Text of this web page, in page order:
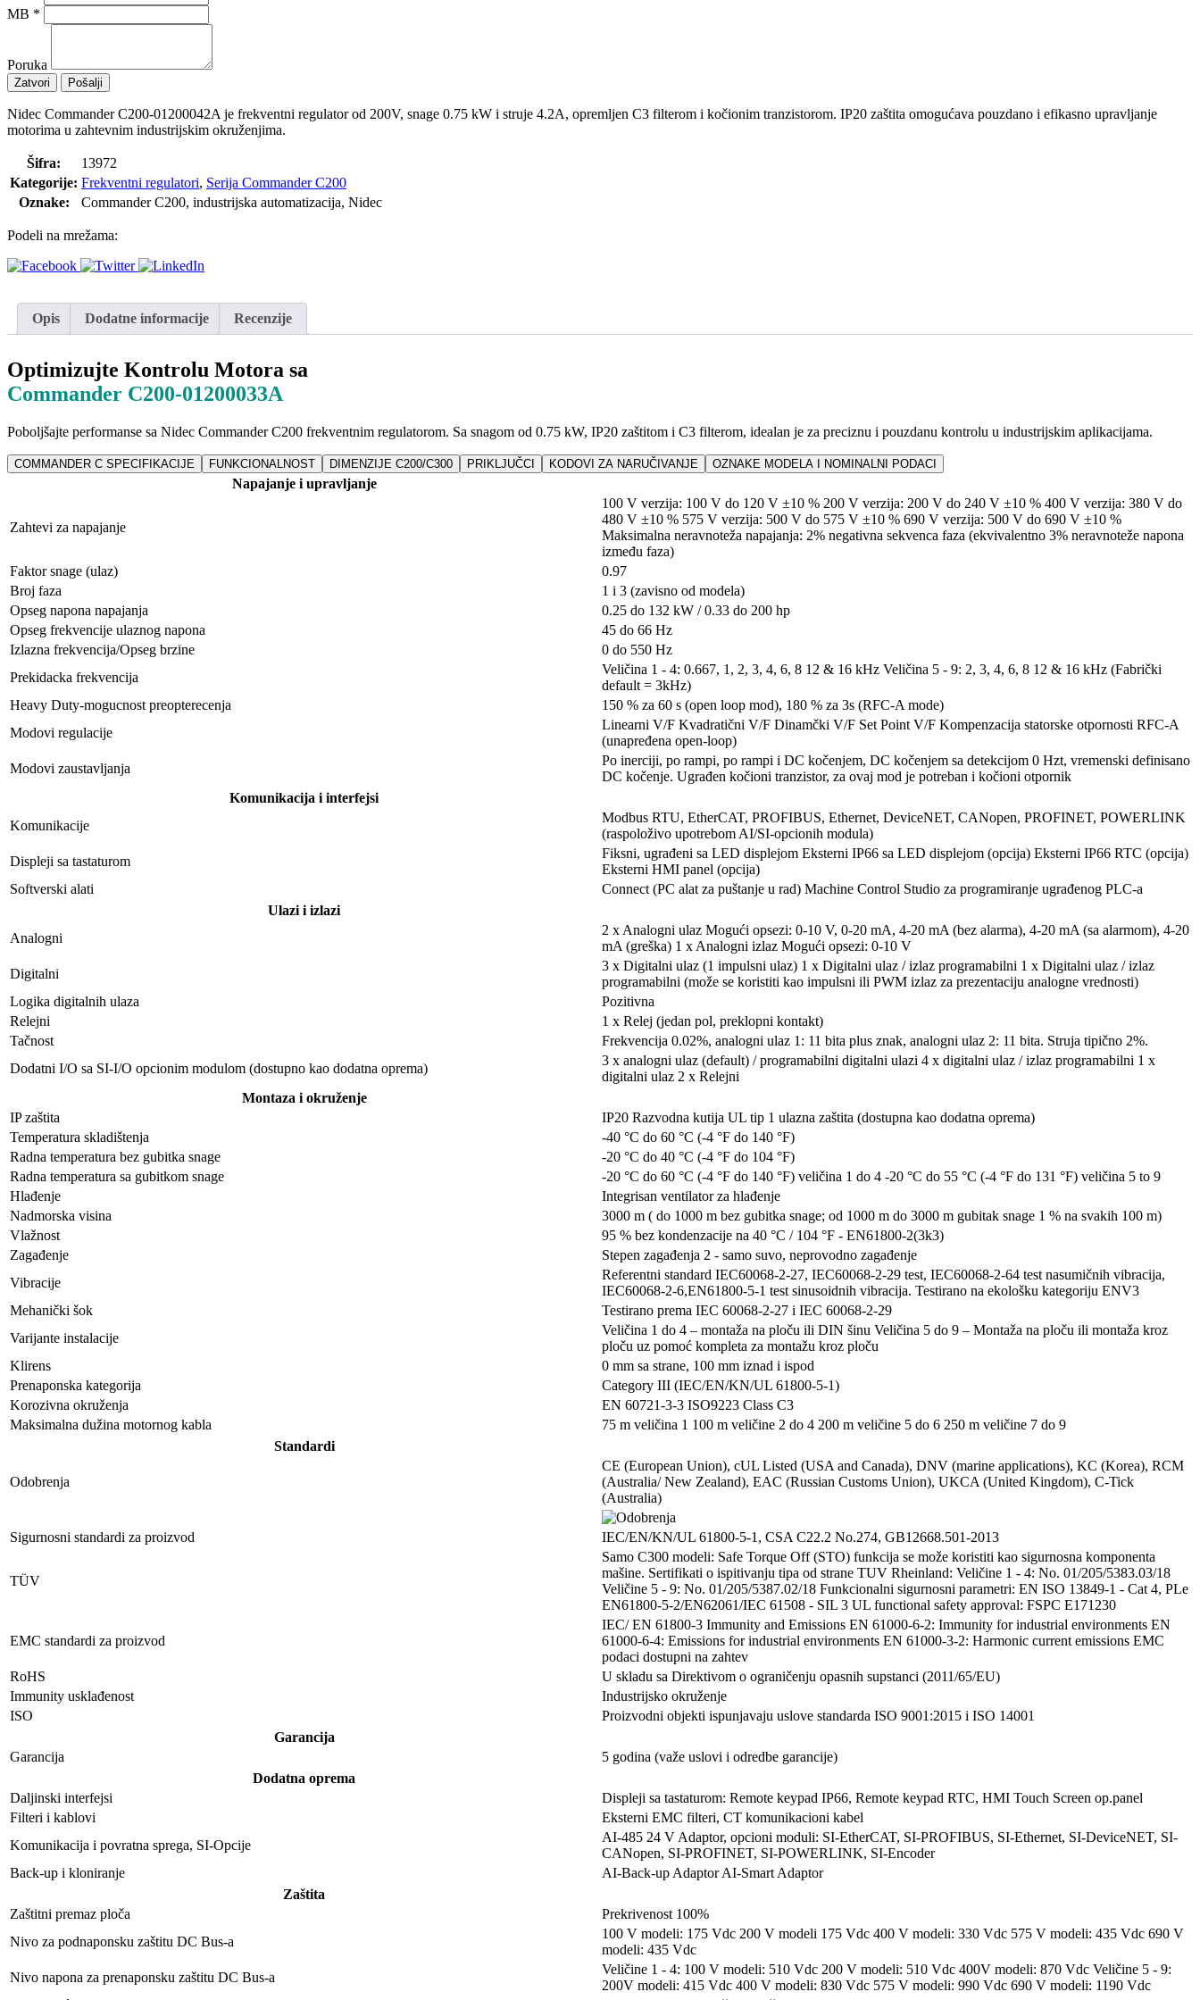
MB *
Poruka
Zatvori Pošalji
Nidec Commander C200-01200042A je frekventni regulator od 200V, snage 0.75 kW i struje 4.2A, opremljen C3 filterom i kočionim tranzistorom. IP20 zaštita omogućava pouzdano i efikasno upravljanje
motorima u zahtevnim industrijskim okruženjima.
Šifra:
13972
Kategorije: Frekventni regulatori, Serija Commander C200
Oznake:
Commander C200, industrijska automatizacija, Nidec
Podeli na mrežama:
Opis Dodatne informacije Recenzije
Optimizujte Kontrolu Motora sa
Commander C200-01200033A
Poboljšajte performanse sa Nidec Commander C200 frekventnim regulatorom. Sa snagom od 0.75 kW, IP20 zaštitom i C3 filterom, idealan je za preciznu i pouzdanu kontrolu u industrijskim aplikacijama.
COMMANDER C SPECIFIKACIJE FUNKCIONALNOST DIMENZIJE C200/C300 PRIKLJUČCI KODOVI ZA NARUČIVANJE OZNAKE MODELA I NOMINALNI PODACI
Napajanje i upravljanje
Zahtevi za napajanje
100 V verzija: 100 V do 120 V ±10 % 200 V verzija: 200 V do 240 V ±10 % 400 V verzija: 380 V do
480 V ±10 % 575 V verzija: 500 V do 575 V ±10 % 690 V verzija: 500 V do 690 V ±10 %
Maksimalna neravnoteža napajanja: 2% negativna sekvenca faza (ekvivalentno 3% neravnoteže napona
između faza)
Faktor snage (ulaz)
0.97
Broj faza
1 i 3 (zavisno od modela)
Opseg napona napajanja
0.25 do 132 kW / 0.33 do 200 hp
Opseg frekvencije ulaznog napona
45 do 66 Hz
Izlazna frekvencija/Opseg brzine
0 do 550 Hz
Prekidacka frekvencija
Veličina 1 - 4: 0.667, 1, 2, 3, 4, 6, 8 12 & 16 kHz Veličina 5 - 9: 2, 3, 4, 6, 8 12 & 16 kHz (Fabrički
default = 3kHz)
Heavy Duty-mogucnost preopterecenja
150 % za 60 s (open loop mod), 180 % za 3s (RFC-A mode)
Modovi regulacije
Linearni V/F Kvadratični V/F Dinamčki V/F Set Point V/F Kompenzacija statorske otpornosti RFC-A
(unapređena open-loop)
Modovi zaustavljanja
Po inerciji, po rampi, po rampi i DC kočenjem, DC kočenjem sa detekcijom 0 Hzt, vremenski definisano
DC kočenje. Ugrađen kočioni tranzistor, za ovaj mod je potreban i kočioni otpornik
Komunikacija i interfejsi
Komunikacije
Modbus RTU, EtherCAT, PROFIBUS, Ethernet, DeviceNET, CANopen, PROFINET, POWERLINK
(raspoloživo upotrebom AI/SI-opcionih modula)
Displeji sa tastaturom
Fiksni, ugrađeni sa LED displejom Eksterni IP66 sa LED displejom (opcija) Eksterni IP66 RTC (opcija)
Eksterni HMI panel (opcija)
Softverski alati
Connect (PC alat za puštanje u rad) Machine Control Studio za programiranje ugrađenog PLC-a
Ulazi i izlazi
Analogni
2 x Analogni ulaz Mogući opsezi: 0-10 V, 0-20 mA, 4-20 mA (bez alarma), 4-20 mA (sa alarmom), 4-20
mA (greška) 1 x Analogni izlaz Mogući opsezi: 0-10 V
Digitalni
3 x Digitalni ulaz (1 impulsni ulaz) 1 x Digitalni ulaz / izlaz programabilni 1 x Digitalni ulaz / izlaz
programabilni (može se koristiti kao impulsni ili PWM izlaz za prezentaciju analogne vrednosti)
Logika digitalnih ulaza
Pozitivna
Relejni
1 x Relej (jedan pol, preklopni kontakt)
Tačnost
Frekvencija 0.02%, analogni ulaz 1: 11 bita plus znak, analogni ulaz 2: 11 bita. Struja tipično 2%.
Dodatni I/O sa SI-I/O opcionim modulom (dostupno kao dodatna oprema)
3 x analogni ulaz (default) / programabilni digitalni ulazi 4 x digitalni ulaz / izlaz programabilni 1 x
digitalni ulaz 2 x Relejni
Montaza i okruženje
IP zaštita
IP20 Razvodna kutija UL tip 1 ulazna zaštita (dostupna kao dodatna oprema)
Temperatura skladištenja
-40 °C do 60 °C (-4 °F do 140 °F)
Radna temperatura bez gubitka snage
-20 °C do 40 °C (-4 °F do 104 °F)
Radna temperatura sa gubitkom snage
-20 °C do 60 °C (-4 °F do 140 °F) veličina 1 do 4 -20 °C do 55 °C (-4 °F do 131 °F) veličina 5 to 9
Hlađenje
Integrisan ventilator za hlađenje
Nadmorska visina
3000 m ( do 1000 m bez gubitka snage; od 1000 m do 3000 m gubitak snage 1 % na svakih 100 m)
Vlažnost
95 % bez kondenzacije na 40 °C / 104 °F - EN61800-2(3k3)
Zagađenje
Stepen zagađenja 2 - samo suvo, neprovodno zagađenje
Vibracije
Referentni standard IEC60068-2-27, IEC60068-2-29 test, IEC60068-2-64 test nasumičnih vibracija,
IEC60068-2-6,EN61800-5-1 test sinusoidnih vibracija. Testirano na ekološku kategoriju ENV3
Mehanički šok
Testirano prema IEC 60068-2-27 i IEC 60068-2-29
Varijante instalacije
Veličina 1 do 4 – montaža na ploču ili DIN šinu Veličina 5 do 9 – Montaža na ploču ili montaža kroz
ploču uz pomoć kompleta za montažu kroz ploču
Klirens
0 mm sa strane, 100 mm iznad i ispod
Prenaponska kategorija
Category III (IEC/EN/KN/UL 61800-5-1)
Korozivna okruženja
EN 60721-3-3 ISO9223 Class C3
Maksimalna dužina motornog kabla
75 m veličina 1 100 m veličine 2 do 4 200 m veličine 5 do 6 250 m veličine 7 do 9
Standardi
Odobrenja
CE (European Union), cUL Listed (USA and Canada), DNV (marine applications), KC (Korea), RCM
(Australia/ New Zealand), EAC (Russian Customs Union), UKCA (United Kingdom), C-Tick
(Australia)
Sigurnosni standardi za proizvod IEC/EN/KN/UL 61800-5-1, CSA C22.2 No.274, GB12668.501-2013
TÜV
Samo C300 modeli: Safe Torque Off (STO) funkcija se može koristiti kao sigurnosna komponenta
mašine. Sertifikati o ispitivanju tipa od strane TUV Rheinland: Veličine 1 - 4: No. 01/205/5383.03/18
Veličine 5 - 9: No. 01/205/5387.02/18 Funkcionalni sigurnosni parametri: EN ISO 13849-1 - Cat 4, PLe
EN61800-5-2/EN62061/IEC 61508 - SIL 3 UL functional safety approval: FSPC E171230
EMC standardi za proizvod
IEC/ EN 61800-3 Immunity and Emissions EN 61000-6-2: Immunity for industrial environments EN
61000-6-4: Emissions for industrial environments EN 61000-3-2: Harmonic current emissions EMC
podaci dostupni na zahtev
RoHS
U skladu sa Direktivom o ograničenju opasnih supstanci (2011/65/EU)
Immunity usklađenost
Industrijsko okruženje
ISO
Proizvodni objekti ispunjavaju uslove standarda ISO 9001:2015 i ISO 14001
Garancija
Garancija
5 godina (važe uslovi i odredbe garancije)
Dodatna oprema
Daljinski interfejsi
Displeji sa tastaturom: Remote keypad IP66, Remote keypad RTC, HMI Touch Screen op.panel
Filteri i kablovi
Eksterni EMC filteri, CT komunikacioni kabel
Komunikacija i povratna sprega, SI-Opcije
AI-485 24 V Adaptor, opcioni moduli: SI-EtherCAT, SI-PROFIBUS, SI-Ethernet, SI-DeviceNET, SI-
CANopen, SI-PROFINET, SI-POWERLINK, SI-Encoder
Back-up i kloniranje
AI-Back-up Adaptor AI-Smart Adaptor
Zaštita
Zaštitni premaz ploča
Prekrivenost 100%
Nivo za podnaponsku zaštitu DC Bus-a
100 V modeli: 175 Vdc 200 V modeli 175 Vdc 400 V modeli: 330 Vdc 575 V modeli: 435 Vdc 690 V
modeli: 435 Vdc
Nivo napona za prenaponsku zaštitu DC Bus-a
Veličine 1 - 4: 100 V modeli: 510 Vdc 200 V modeli: 510 Vdc 400V modeli: 870 Vdc Veličine 5 - 9:
200V modeli: 415 Vdc 400 V modeli: 830 Vdc 575 V modeli: 990 Vdc 690 V modeli: 1190 Vdc